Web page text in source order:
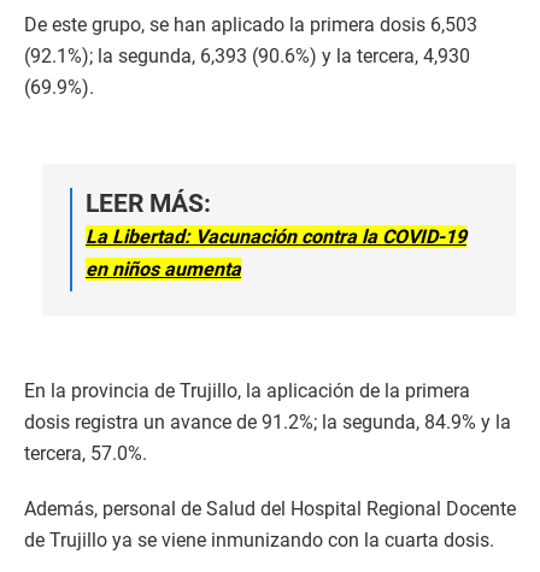
De este grupo, se han aplicado la primera dosis 6,503
(92.1%); la segunda, 6,393 (90.6%) y la tercera, 4,930
(69.9%).
LEER MÁS:
La Libertad: Vacunación contra la COVID-19
en niños aumenta
En la provincia de Trujillo, la aplicación de la primera
dosis registra un avance de 91.2%; la segunda, 84.9% y la
tercera, 57.0%.
Además, personal de Salud del Hospital Regional Docente
de Trujillo ya se viene inmunizando con la cuarta dosis.